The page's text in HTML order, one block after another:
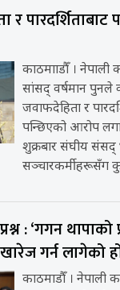
पारदर्शिताबाट
काठमााडौँ । नेपाली
सांसद् वर्षमान पुनले
जवाफदेहिता र
पन्छिएको आरोप
शुक्रबार संघीय संसद्
सञ्चारकर्मीहरूसँग
: ‘गगन थापाको
गर्न लागेको
काठमाडौँ । नेपाली